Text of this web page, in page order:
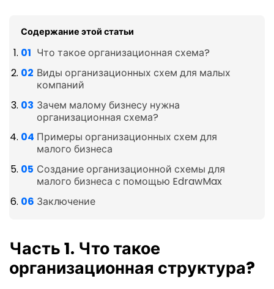
Содержание этой статьи
Что такое организационная схема?
Виды организационных схем для малых
компаний
Зачем малому бизнесу нужна
организационная схема?
Примеры организационных схем для
малого бизнеса
Создание организационной схемы для
малого бизнеса с помощью EdrawMax
Заключение
Часть 1. Что такое
организационная структура?